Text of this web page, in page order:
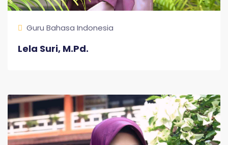
Guru Bahasa Indonesia
Lela Suri, M.Pd.